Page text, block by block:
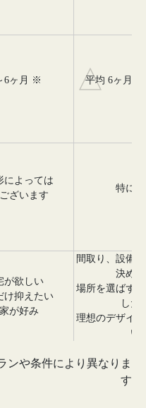
6ヶ月 ※ △
平均 6ヶ月
によっては
ざいます
特に
が欲しい
け抑えたい
が好み
間取り、設備
決め
場所を選ばず
した
理想のデザイ
い
や条件により異なりま
す